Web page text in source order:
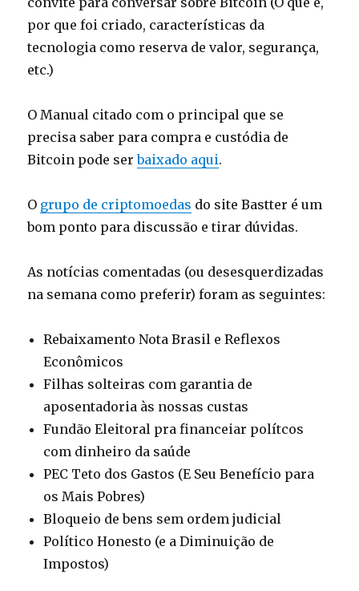
por que foi criado, características da
tecnologia como reserva de valor, segurança,
etc.)
O Manual citado com o principal que se
precisa saber para compra e custódia de
Bitcoin pode serbaixado aqui.
O grupo de criptomoedas do site Bastter é um
bom ponto para discussão e tirar dúvidas.
As notícias comentadas (ou desesquerdizadas
na semana como preferir) foram as seguintes:
Rebaixamento Nota Brasil e Reflexos
Econômicos
Filhas solteiras com garantia de
aposentadoria às nossas custas
Fundão Eleitoral pra financeiar polítcos
com dinheiro da saúde
PEC Teto dos Gastos (E Seu Benefício para
os Mais Pobres)
Bloqueio de bens sem ordem judicial
Político Honesto (e a Diminuição de
Impostos)